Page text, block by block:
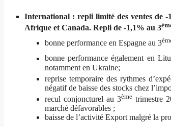
International : repli limité des ventes de -
Afrique et Canada. Repli de -1,1% au 3
bonne performance en Espagne au 3
bonne performance également en
notamment en Ukraine;
reprise temporaire des rythmes
négatif de baisse des stocks chez
recul conjoncturel au 3ème trimestre
marché défavorables ;
baisse de l’activité Export malgré la